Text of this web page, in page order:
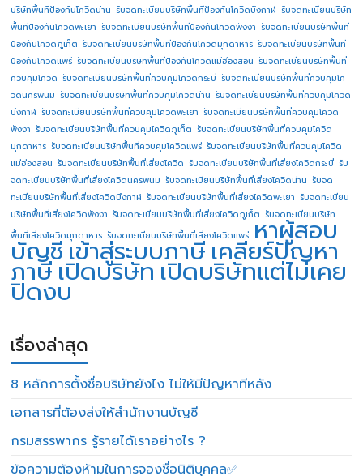
บริษัทพื้นทีป้องกันโควิดน่าน รับจดทะเบียนบริษัทพื้นทีป้องกันโควิดบึงกาฬ รับจดทะเบียนบริษัท
พื้นทีป้องกันโควิดพะเยา รับจดทะเบียนบริษัทพื้นทีป้องกันโควิดพังงา รับจดทะเบียนบริษัทพื้นที
ป้องกันโควิดภูเก็ต รับจดทะเบียนบริษัทพื้นทีป้องกันโควิดมุกดาหาร รับจดทะเบียนบริษัทพื้นที
ป้องกันโควิดแพร่ รับจดทะเบียนบริษัทพื้นทีป้องกันโควิดแม่ฮ่องสอน รับจดทะเบียนบริษัทพื้นที่
ควบคุมโควิด รับจดทะเบียนบริษัทพื้นที่ควบคุมโควิดกระบี่ รับจดทะเบียนบริษัทพื้นที่ควบคุมโค
วิดนครพนม รับจดทะเบียนบริษัทพื้นที่ควบคุมโควิดน่าน รับจดทะเบียนบริษัทพื้นที่ควบคุมโควิด
บึงกาฬ รับจดทะเบียนบริษัทพื้นที่ควบคุมโควิดพะเยา รับจดทะเบียนบริษัทพื้นที่ควบคุมโควิด
พังงา รับจดทะเบียนบริษัทพื้นที่ควบคุมโควิดภูเก็ต รับจดทะเบียนบริษัทพื้นที่ควบคุมโควิด
มุกดาหาร รับจดทะเบียนบริษัทพื้นที่ควบคุมโควิดแพร่ รับจดทะเบียนบริษัทพื้นที่ควบคุมโควิด
แม่ฮ่องสอน รับจดทะเบียนบริษัทพื้นที่เสี่ยงโควิด รับจดทะเบียนบริษัทพื้นที่เสี่ยงโควิดกระบี่ รับ
จดทะเบียนบริษัทพื้นที่เสี่ยงโควิดนครพนม รับจดทะเบียนบริษัทพื้นที่เสี่ยงโควิดน่าน รับจด
ทะเบียนบริษัทพื้นที่เสี่ยงโควิดบึงกาฬ รับจดทะเบียนบริษัทพื้นที่เสี่ยงโควิดพะเยา รับจดทะเบียน
บริษัทพื้นที่เสี่ยงโควิดพังงา รับจดทะเบียนบริษัทพื้นที่เสี่ยงโควิดภูเก็ต รับจดทะเบียนบริษัท
พื้นที่เสี่ยงโควิดมุกดาหาร รับจดทะเบียนบริษัทพื้นที่เสี่ยงโควิดแพร่ หาผู้สอบ
บัญชี เข้าสู่ระบบภาษี เคลียร์ปัญหา
ภาษีเปิดบริษัทเปิดบริษัทแต่ไม่เคย
ปิดงบ
เรื่องล่าสุด
8 หลักการตั้งชื่อบริษัทยังไง ไม่ให้มีปัญหาทีหลัง
เอกสารที่ต้องส่งให้สำนักงานบัญชี
กรมสรรพากร รู้รายได้เราอย่างไร ?
ข้อความต้องห้ามในการจองชื่อนิติบุคคล✅